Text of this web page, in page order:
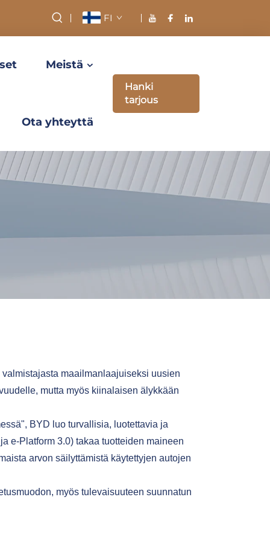
FI
Meistä
Ota yhteyttä
Hanki
tarjous
maailmanlaajuiseksi uusien
mutta myös kiinalaisen älykkään
BYD luo turvallisia, luotettavia ja
e-Platform 3.0) takaa tuotteiden maineen
arvon säilyttämistä käytettyjen autojen
myös tulevaisuuteen suunnatun